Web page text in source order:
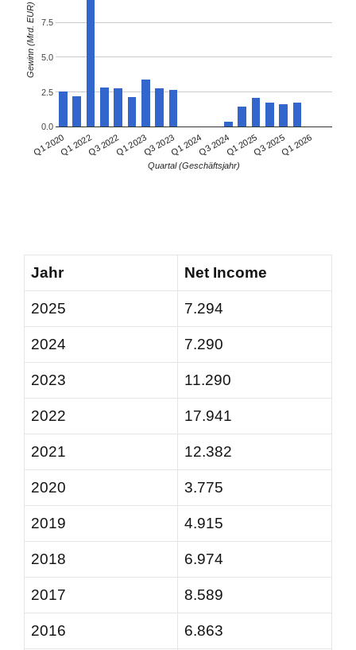
Q1 2020Q1 2022Q3 2022Q1 2023Q3 2023Q1 2024Q3 2024Q1 2025Q3 2025Q1 2026
0.0
2.5
5.0
7.5
Quartal (Geschäftsjahr)
Gewinn (Mrd. EUR)
Jahr Net Income
2025 7.294
2024 7.290
2023 11.290
2022 17.941
2021 12.382
2020 3.775
2019 4.915
2018 6.974
2017 8.589
2016 6.863